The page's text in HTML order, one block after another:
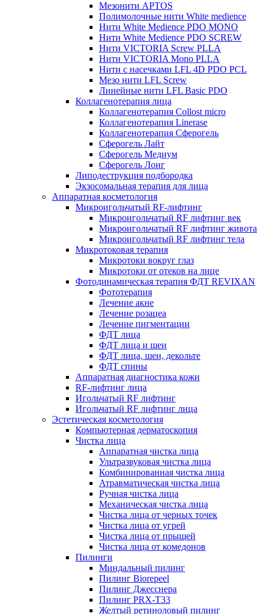
Мезонити APTOS
Полимолочные нити White medience
Нити White Medience PDO MONO
Нити White Medience PDO SCREW
Нити VICTORIA Screw PLLA
Нити VICTORIA Mono PLLA
Нити с насечками LFL 4D PDO PCL
Мезо нити LFL Screw
Линейные нити LFL Basic PDO
Коллагенотерапия лица
Коллагенотерапия Collost micro
Коллагенотерапия Linerase
Коллагенотерапия Сферогель
Сферогель Лайт
Сферогель Медиум
Сферогель Лонг
Липодеструкция подбородка
Экзосомальная терапия для лица
Аппаратная косметология
Микроигольчатый RF-лифтинг
Микроигольчатый RF лифтинг век
Микроигольчатый RF лифтинг живота
Микроигольчатый RF лифтинг тела
Микротоковая терапия
Микротоки вокруг глаз
Микротоки от отеков на лице
Фотодинамическая терапия ФДТ REVIXAN
Фототерапия
Лечение акне
Лечение розацеа
Лечение пигментации
ФДТ лица
ФДТ лица и шеи
ФДТ лица, шеи, декольте
ФДТ спины
Аппаратная диагностика кожи
RF-лифтинг лица
Игольчатый RF лифтинг
Игольчатый RF лифтинг лица
Эстетическая косметология
Компьютерная дерматоскопия
Чистка лица
Аппаратная чистка лица
Ультразвуковая чистка лица
Комбинированная чистка лица
Атравматическая чистка лица
Ручная чистка лица
Механическая чистка лица
Чистка лица от черных точек
Чистка лица от угрей
Чистка лица от прыщей
Чистка лица от комедонов
Пилинги
Миндальный пилинг
Пилинг Biorepeel
Пилинг Джесснера
Пилинг PRX-T33
Желтый ретиноловый пилинг